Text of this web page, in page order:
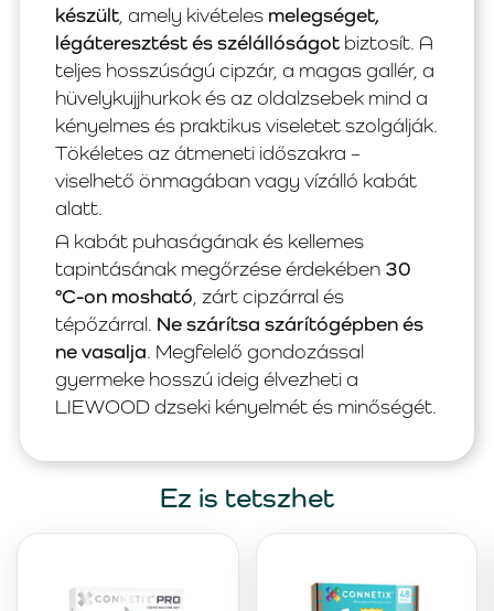
készült , amely kivételes melegséget,
légáteresztést és szélállóságot biztosít. A
teljes hosszúságú cipzár, a magas gallér, a
hüvelykujjhurkok és az oldalzsebek mind a
kényelmes és praktikus viseletet szolgálják.
Tökéletes az átmeneti időszakra –
viselhető önmagában vagy vízálló kabát
alatt.
A kabát puhaságának és kellemes
tapintásának megőrzése érdekében 30
°C-on mosható , zárt cipzárral és
tépőzárral. Ne szárítsa szárítógépben és
ne vasalja. Megfelelő gondozással
gyermeke hosszú ideig élvezheti a
LIEWOOD dzseki kényelmét és minőségét.
Ez is tetszhet